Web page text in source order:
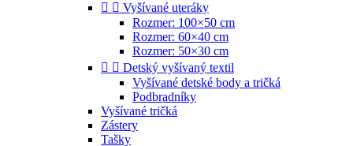
  Vyšívané uteráky
Rozmer: 100×50 cm
Rozmer: 60×40 cm
Rozmer: 50×30 cm
  Detský vyšívaný textil
Vyšívané detské body a tričká
Podbradníky
Vyšívané tričká
Zástery
Tašky